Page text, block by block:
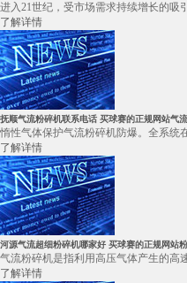
进入21世纪，受市场需求持续增长的吸
了解详情
抚顺气流粉碎机联系电话 买球赛的正规网站气
惰性气体保护气流粉碎机防爆。全系统
了解详情
河源气流超细粉碎机哪家好 买球赛的正规网站
气流粉碎机是指利用高压气体产生的高
了解详情